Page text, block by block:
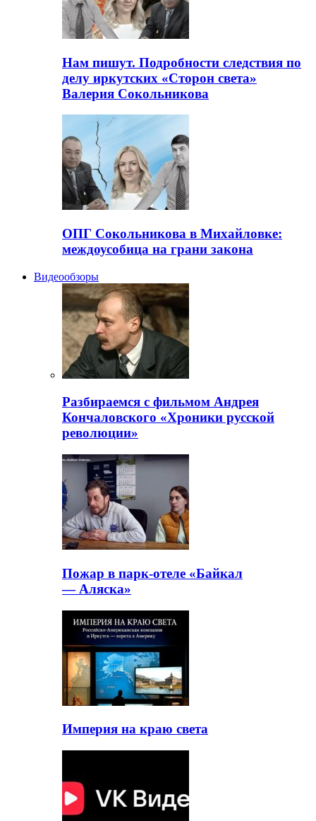
Нам пишут. Подробности следствия по
делу иркутских «Сторон света»
Валерия Сокольникова
ОПГ Сокольникова в Михайловке:
междоусобица на грани закона
Видеообзоры
Разбираемся с фильмом Андрея
Кончаловского «Хроники русской
революции»
Пожар в парк-отеле «Байкал
— Аляска»
Империя на краю света